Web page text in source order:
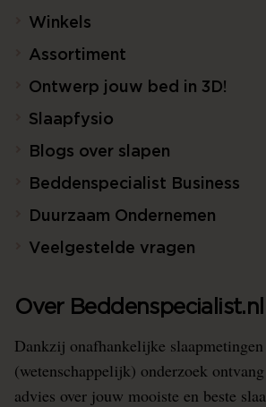
Winkels
Assortiment
Ontwerp jouw bed in 3D!
Slaapfysio
Blogs over slapen
Beddenspecialist Business
Duurzaam Ondernemen
Veelgestelde vragen
Over Beddenspecialist.nl
Dankzij onafhankelijke
(wetenschappelijk) onderzoek
advies over jouw mooiste en beste